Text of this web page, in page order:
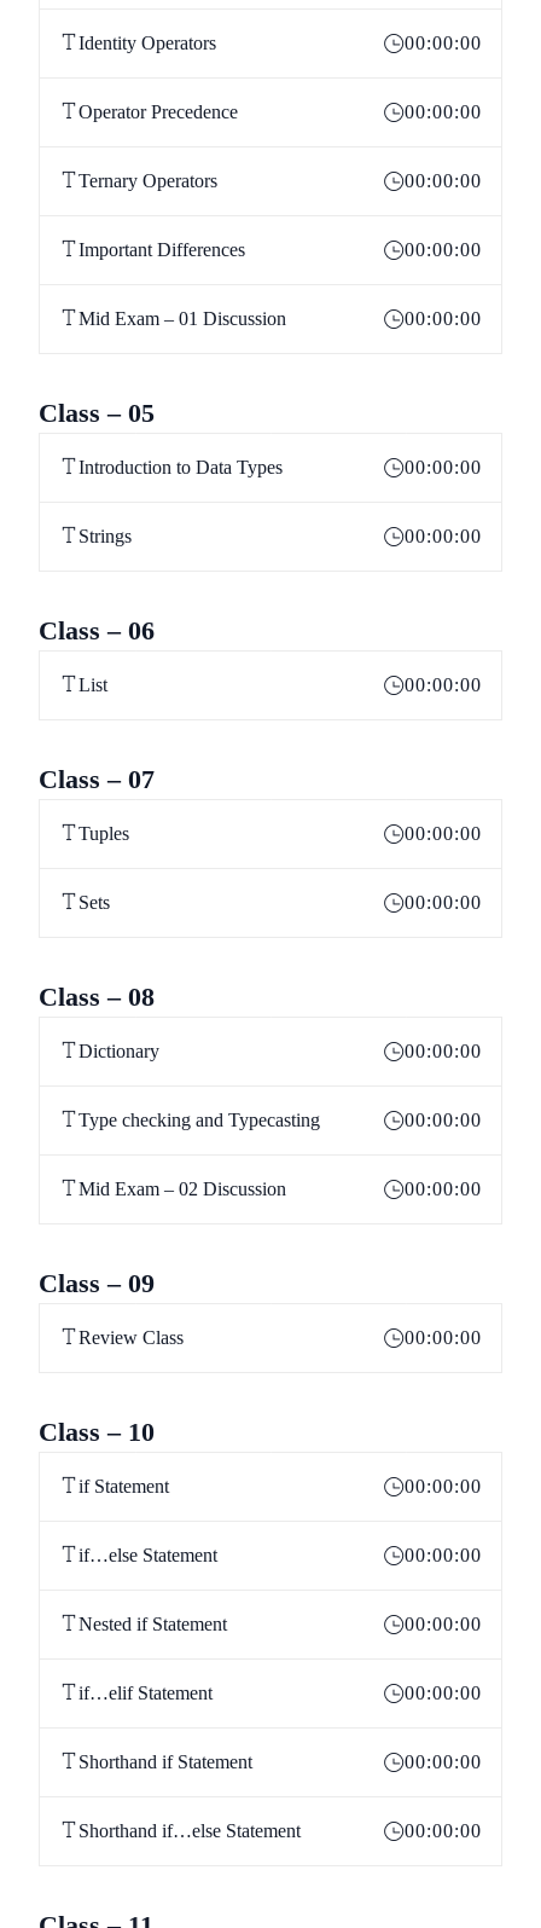
Identity Operators 00:00:00
Operator Precedence 00:00:00
Ternary Operators 00:00:00
Important Differences 00:00:00
Mid Exam – 01 Discussion 00:00:00
Class – 05
Introduction to Data Types 00:00:00
Strings 00:00:00
Class – 06
List 00:00:00
Class – 07
Tuples 00:00:00
Sets 00:00:00
Class – 08
Dictionary 00:00:00
Type checking and Typecasting 00:00:00
Mid Exam – 02 Discussion 00:00:00
Class – 09
Review Class 00:00:00
Class – 10
if Statement 00:00:00
if…else Statement 00:00:00
Nested if Statement 00:00:00
if…elif Statement 00:00:00
Shorthand if Statement 00:00:00
Shorthand if…else Statement 00:00:00